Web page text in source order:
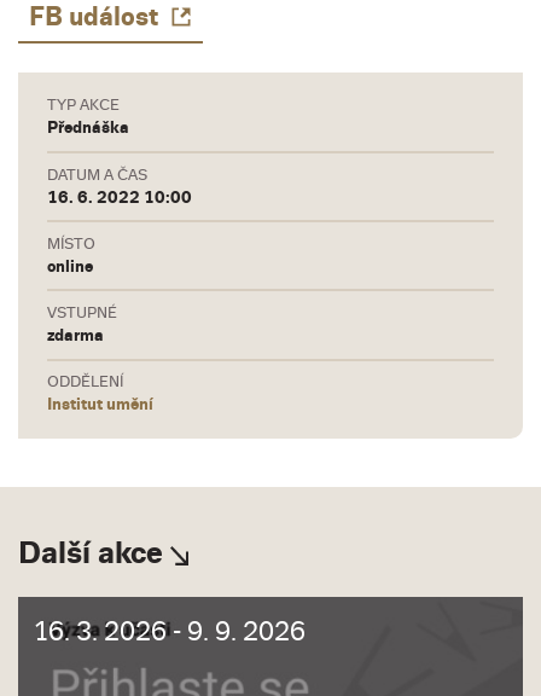
FB událost
TYP AKCE
Přednáška
DATUM A ČAS
16. 6. 2022 10:00
MÍSTO
online
VSTUPNÉ
zdarma
ODDĚLENÍ
Institut umění
Další akce
16. 3. 2026 - 9. 9. 2026